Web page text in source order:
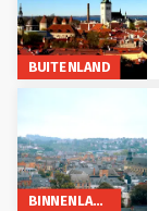
BUITENLAND
BINNENLAND